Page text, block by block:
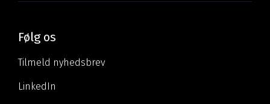
Følg os
Tilmeld nyhedsbrev
LinkedIn